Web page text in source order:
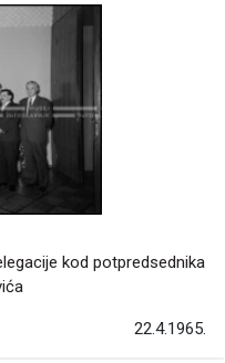
kod potpredsednika
22.4.1965.